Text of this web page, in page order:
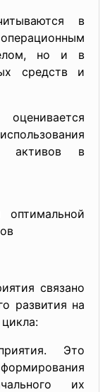
в
но и в
средств и
активов в
связано
развития на
Это
их